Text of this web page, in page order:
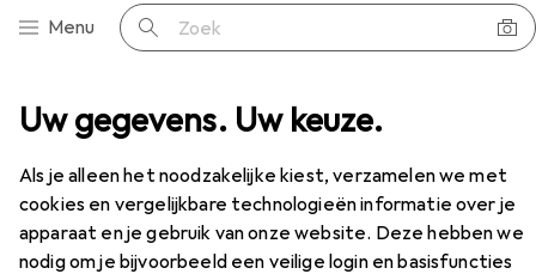
Uw gegevens. Uw keuze.
Als je alleen het noodzakelijke kiest, verzamelen we met
cookies en vergelijkbare technologieën informatie over je
apparaat en je gebruik van onze website. Deze hebben we
nodig om je bijvoorbeeld een veilige login en basisfuncties
Categorie navigatie
Menu Zoek op
Anaal speelgoed XR Brands Violette Bloem Gem
EUR
55,02
XR BrandsViolette Bloem Gem